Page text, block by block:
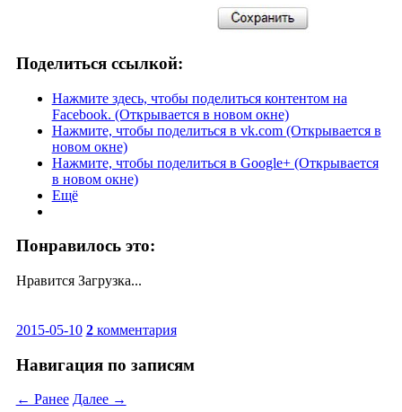
Поделиться ссылкой:
Нажмите здесь, чтобы поделиться контентом на
Facebook. (Открывается в новом окне)
Нажмите, чтобы поделиться в vk.com (Открывается в
новом окне)
Нажмите, чтобы поделиться в Google+ (Открывается
в новом окне)
Ещё
Понравилось это:
Нравится Загрузка...
2015-05-10 2комментария
Навигация по записям
← Ранее Далее →